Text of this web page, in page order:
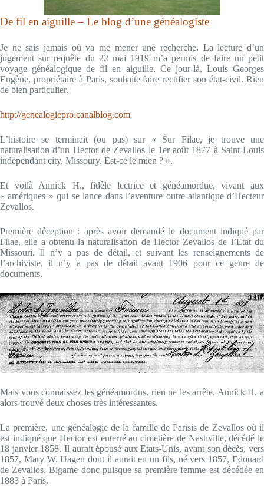
De fil en aiguille – Le blog d’une généalogiste
Je ne sais jamais où va me mener une recherche. La lecture d’un
jugement sur requête du 22 mai 1919 m’a permis de faire un petit
voyage généalogique de fil en aiguille. Ce jour-là, Louis Georges
Eugène, propriétaire à Paris, souhaite faire rectifier son état-civil. Rien
de bien particulier.
http://genealogiepro.canalblog.com
L’histoire se terminait (ou pas) sur « Sur Filae, je trouve une
naturalisation d’un Hector de Zevallos le 1er août 1877 à Saint-Louis
independant city, Missoury. Est-ce le mien ? ».
Et voilà Annick H., fidèle lectrice et généamordue, vivant aux
« amériques » qui se lance dans l’aventure outre-atlantique d’Hecteur
Zevallos.
Première déception : après avoir demandé le document indiqué par
Filae, elle a obtenu la naturalisation de Hector Zevallos de l’Etat du
Missouri. Il n’y a pas de détail, et suivant les renseignements de
l’archiviste, il n’y a pas de détail avant 1906 pour ce genre de
documents.
Mais vous connaissez les généamordus, rien ne les arrête. Annick H. a
alors trouvé deux choses très intéressantes.
La première, une généalogie de la famille de Parisis de Zevallos où il
est indiqué que Hector est enterré au cimetière de Nashville, décédé le
18 janvier 1858. Il aurait épousé aux Etats-Unis, avant son décès, vers
1857, Mary W. Hagen dont il aurait eu un fils, né vers 1857, Edouard
de Zevallos. Bigame donc puisque sa première femme est décédée en
1883 à Paris.